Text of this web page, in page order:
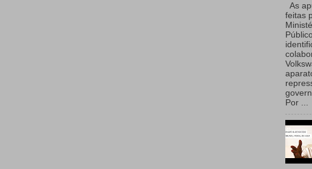
As
feitas
Por ...